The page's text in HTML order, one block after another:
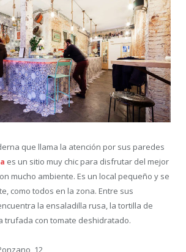
que llama la atención por sus paredes
es un sitio muy chic para disfrutar del mejor
mucho ambiente. Es un local pequeño y se
como todos en la zona. Entre sus
la ensaladilla rusa, la tortilla de
trufada con tomate deshidratado.
12